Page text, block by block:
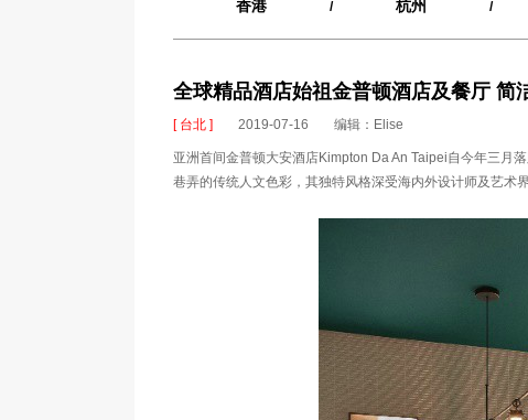
香港 / 杭州 /
全球精品酒店始祖金普顿酒店及餐厅 简
[ 台北 ] 2019-07-16 编辑：Elise
亚洲首间金普顿大安酒店Kimpton Da An Taipei自今年三月
巷弄的传统人文色彩，其独特风格深受海内外设计师及艺术